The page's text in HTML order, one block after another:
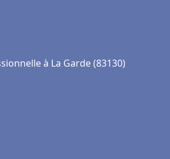
à La Garde (83130)